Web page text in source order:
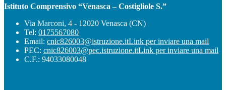
Istituto Comprensivo “Venasca – Costigliole S.”
Via Marconi, 4 - 12020 Venasca (CN)
Tel: 0175567080
Email: cnic826003@istruzione.itLink per inviare una mail
PEC: cnic826003@pec.istruzione.itLink per inviare una mail
C.F.: 94033080048